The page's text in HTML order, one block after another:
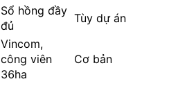
Sổ hồng đầy
đủ
Tùy dự án
Vincom,
công viên
36ha
Cơ bản